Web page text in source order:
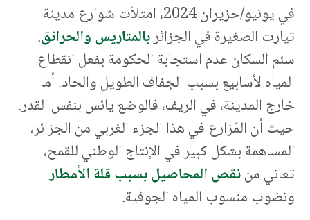
في يونيو/حزيران 2024، امتلأت شوارع مدينة
تيارت الصغيرة في الجزائربالمتاريس والحرائق.
سئم السكان عدم استجابة الحكومة بفعل انقطاع
المياه لأسابيع بسبب الجفاف الطويل والحاد. أما
خارج المدينة، في الريف، فالوضع يائس بنفس القدر.
حيث أن المَزارع في هذا الجزء الغربي من الجزائر،
المساهمة بشكل كبير في الإنتاج الوطني للقمح،
تعاني مننقص المحاصيل بسبب قلة الأمطار
ونضوب منسوب المياه الجوفية.